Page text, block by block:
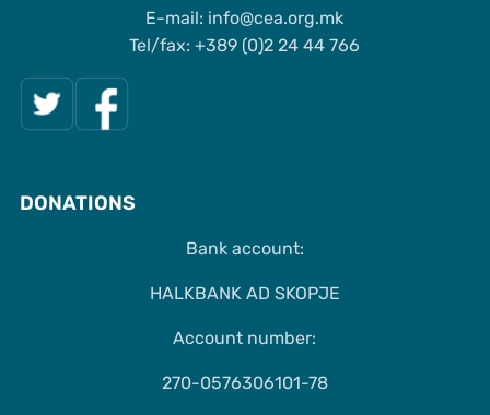
Е-mail: info@cea.org.mk
Tel/fax: +389 (0)2 24 44 766
DONATIONS
Bank account:
HALKBANK AD SKOPJE
Account number:
270-0576306101-78